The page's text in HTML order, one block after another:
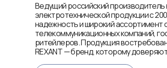
Ведущий российский производитель
электротехнической продукции с
надежность и широкий
телекоммуникационных компаний,
ритейлеров. Продукция
REXANT — бренд, которому